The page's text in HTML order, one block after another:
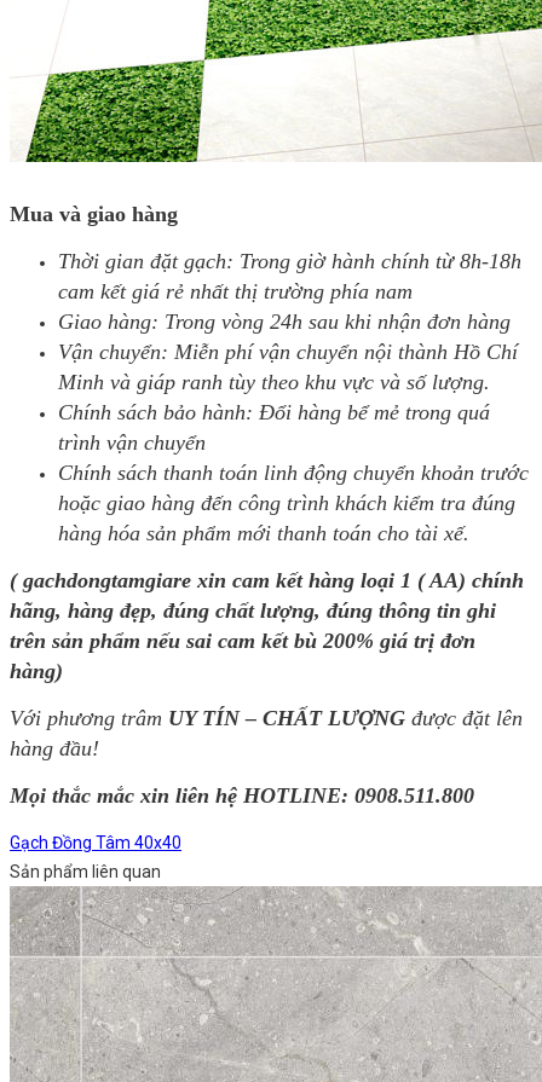
Mua và giao hàng
Thời gian đặt gạch: Trong giờ hành chính từ 8h-18h
cam kết giá rẻ nhất thị trường phía nam
Giao hàng: Trong vòng 24h sau khi nhận đơn hàng
Vận chuyển: Miễn phí vận chuyển nội thành Hồ Chí
Minh và giáp ranh tùy theo khu vực và số lượng.
Chính sách bảo hành: Đổi hàng bể mẻ trong quá
trình vận chuyển
Chính sách thanh toán linh động chuyển khoản trước
hoặc giao hàng đến công trình khách kiểm tra đúng
hàng hóa sản phẩm mới thanh toán cho tài xế.
( gachdongtamgiare xin cam kết hàng loại 1 ( AA) chính
hãng, hàng đẹp, đúng chất lượng, đúng thông tin ghi
trên sản phẩm nếu sai cam kết bù 200% giá trị đơn
hàng)
Với phương trâm UY TÍN – CHẤT LƯỢNG được đặt lên
hàng đầu!
Mọi thắc mắc xin liên hệ HOTLINE: 0908.511.800
Gạch Đồng Tâm 40x40
Sản phẩm liên quan